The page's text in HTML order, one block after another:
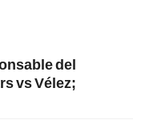
del
vs Vélez;